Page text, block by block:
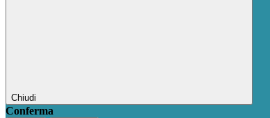
Chiudi
Conferma